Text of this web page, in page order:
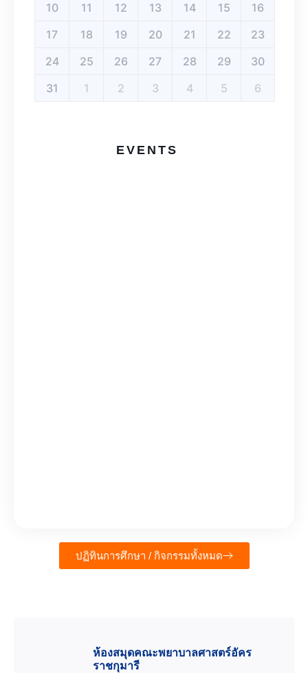
10
11 12 13 14 15
16
17
18 19 20 21 22
23
24
25 26 27 28 29
30
31
1 2 3 4 5 6
EVENTS
ปฏิทินการศึกษา / กิจกรรมทั้งหมด
ห้องสมุดคณะพยาบาลศาสตร์อัคร
ราชกุมารี